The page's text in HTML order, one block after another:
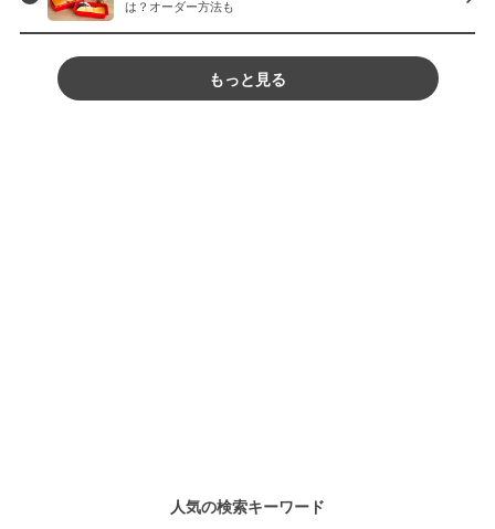
は？オーダー方法も
もっと見る
人気の検索キーワード